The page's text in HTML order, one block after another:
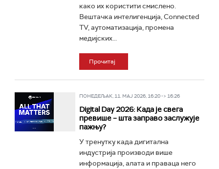
како их користити смислено.
Вештачка интелигенција, Connected
TV, аутоматизација, промена
медијских...
Прочитај
ПОНЕДЕЉАК, 11. МАЈ 2026, 16:20 -> 16:26
Digital Day 2026: Када је свега
превише – шта заправо заслужује
пажњу?
У тренутку када дигитална
индустрија производи више
информација, алата и праваца него